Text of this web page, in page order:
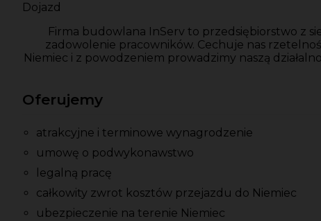
Dojazd
Firma budowlana InServ to przedsiębiorstwo z
zadowolenie pracowników. Cechuje nas
Niemiec i z powodzeniem prowadzimy naszą
Oferujemy
atrakcyjne i terminowe wynagrodzenie
umowę o podwykonawstwo
legalną pracę
całkowity zwrot kosztów przejazdu do Niemiec
ubezpieczenie na terenie Niemiec